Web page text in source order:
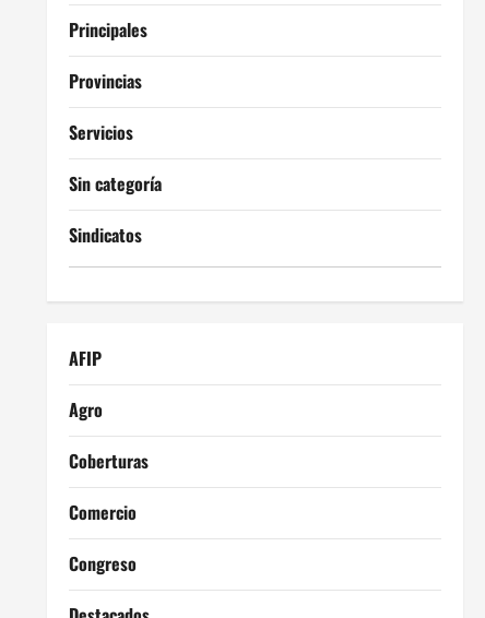
Principales
Provincias
Servicios
Sin categoría
Sindicatos
AFIP
Agro
Coberturas
Comercio
Congreso